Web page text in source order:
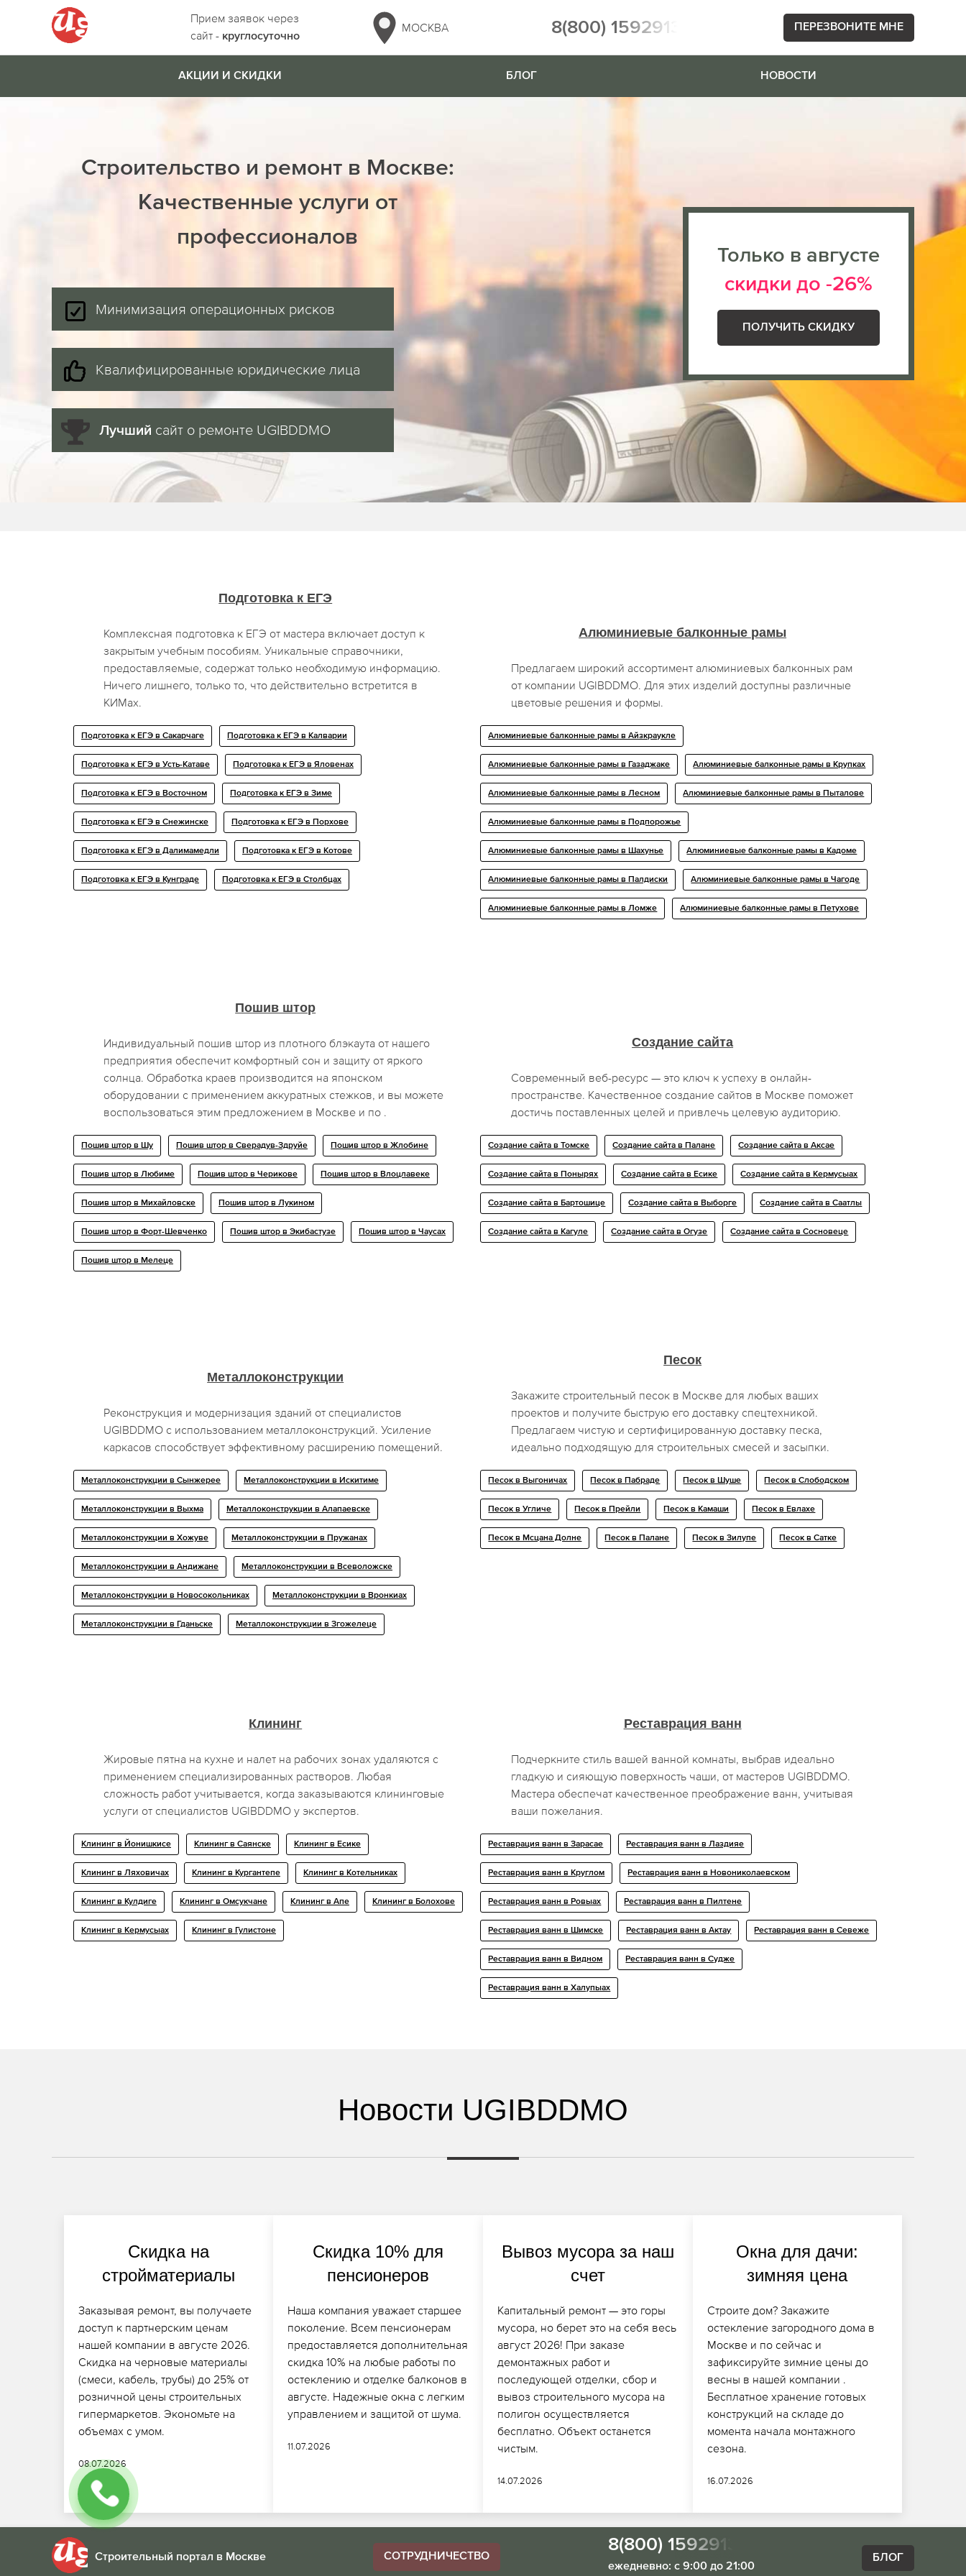
Прием заявок через
сайт - круглосуточно
МОСКВА 8(800) 1592913 ПЕРЕЗВОНИТЕ МНЕ
АКЦИИ И СКИДКИ БЛОГ НОВОСТИ
Строительство и ремонт в Москве:
Качественные услуги от
профессионалов
Минимизация операционных рисков
Квалифицированные юридические лица
Лучший сайт о ремонте UGIBDDMO
Только в августе
скидки до -26%
ПОЛУЧИТЬ СКИДКУ
Подготовка к ЕГЭ
Комплексная подготовка к ЕГЭ от мастера включает доступ к
закрытым учебным пособиям. Уникальные справочники,
предоставляемые, содержат только необходимую информацию.
Ничего лишнего, только то, что действительно встретится в
КИМах.
Подготовка к ЕГЭ в Сакарчаге Подготовка к ЕГЭ в Калварии
Подготовка к ЕГЭ в Усть-Катаве Подготовка к ЕГЭ в Яловенах
Подготовка к ЕГЭ в Восточном Подготовка к ЕГЭ в Зиме
Подготовка к ЕГЭ в Снежинске Подготовка к ЕГЭ в Порхове
Подготовка к ЕГЭ в Далимамедли Подготовка к ЕГЭ в Котове
Подготовка к ЕГЭ в Кунграде Подготовка к ЕГЭ в Столбцах
Алюминиевые балконные рамы
Предлагаем широкий ассортимент алюминиевых балконных рам
от компании UGIBDDMO. Для этих изделий доступны различные
цветовые решения и формы.
Алюминиевые балконные рамы в Айзкраукле
Алюминиевые балконные рамы в Газаджаке Алюминиевые балконные рамы в Крупках
Алюминиевые балконные рамы в Лесном Алюминиевые балконные рамы в Пыталове
Алюминиевые балконные рамы в Подпорожье
Алюминиевые балконные рамы в Шахунье Алюминиевые балконные рамы в Кадоме
Алюминиевые балконные рамы в Палдиски Алюминиевые балконные рамы в Чагоде
Алюминиевые балконные рамы в Ломже Алюминиевые балконные рамы в Петухове
Пошив штор
Индивидуальный пошив штор из плотного блэкаута от нашего
предприятия обеспечит комфортный сон и защиту от яркого
солнца. Обработка краев производится на японском
оборудовании с применением аккуратных стежков, и вы можете
воспользоваться этим предложением в Москве и по .
Пошив штор в Шу Пошив штор в Сверадув-Здруйе Пошив штор в Жлобине
Пошив штор в Любиме Пошив штор в Черикове Пошив штор в Влоцлавеке
Пошив штор в Михайловске Пошив штор в Лукином
Пошив штор в Форт-Шевченко Пошив штор в Экибастузе Пошив штор в Чаусах
Пошив штор в Мелеце
Создание сайта
Современный веб-ресурс — это ключ к успеху в онлайн-
пространстве. Качественное создание сайтов в Москве поможет
достичь поставленных целей и привлечь целевую аудиторию.
Создание сайта в Томске Создание сайта в Палане Создание сайта в Аксае
Создание сайта в Понырях Создание сайта в Есике Создание сайта в Кермусыах
Создание сайта в Бартошице Создание сайта в Выборге Создание сайта в Саатлы
Создание сайта в Кагуле Создание сайта в Огузе Создание сайта в Сосновеце
Металлоконструкции
Реконструкция и модернизация зданий от специалистов
UGIBDDMO с использованием металлоконструкций. Усиление
каркасов способствует эффективному расширению помещений.
Металлоконструкции в Сынжерее Металлоконструкции в Искитиме
Металлоконструкции в Выхма Металлоконструкции в Алапаевске
Металлоконструкции в Хожуве Металлоконструкции в Пружанах
Металлоконструкции в Андижане Металлоконструкции в Всеволожске
Металлоконструкции в Новосокольниках Металлоконструкции в Вронкиах
Металлоконструкции в Гданьске Металлоконструкции в Згожелеце
Песок
Закажите строительный песок в Москве для любых ваших
проектов и получите быструю его доставку спецтехникой.
Предлагаем чистую и сертифицированную доставку песка,
идеально подходящую для строительных смесей и засыпки.
Песок в Выгоничах Песок в Пабраде Песок в Шуше Песок в Слободском
Песок в Угличе Песок в Прейли Песок в Камаши Песок в Евлахе
Песок в Мсцана Долне Песок в Палане Песок в Зилупе Песок в Сатке
Клининг
Жировые пятна на кухне и налет на рабочих зонах удаляются с
применением специализированных растворов. Любая
сложность работ учитывается, когда заказываются клининговые
услуги от специалистов UGIBDDMO у экспертов.
Клининг в Йонишкисе Клининг в Саянске Клининг в Есике
Клининг в Ляховичах Клининг в Кургантепе Клининг в Котельниках
Клининг в Кулдиге Клининг в Омсукчане Клининг в Апе Клининг в Болохове
Клининг в Кермусыах Клининг в Гулистоне
Реставрация ванн
Подчеркните стиль вашей ванной комнаты, выбрав идеально
гладкую и сияющую поверхность чаши, от мастеров UGIBDDMO.
Мастера обеспечат качественное преображение ванн, учитывая
ваши пожелания.
Реставрация ванн в Зарасае Реставрация ванн в Лаздияе
Реставрация ванн в Круглом Реставрация ванн в Новониколаевском
Реставрация ванн в Ровыах Реставрация ванн в Пилтене
Реставрация ванн в Шимске Реставрация ванн в Актау Реставрация ванн в Севеже
Реставрация ванн в Видном Реставрация ванн в Судже
Реставрация ванн в Халупыах
Новости UGIBDDMO
Скидка на
стройматериалы
Заказывая ремонт, вы получаете
доступ к партнерским ценам
нашей компании в августе 2026.
Скидка на черновые материалы
(смеси, кабель, трубы) до 25% от
розничной цены строительных
гипермаркетов. Экономьте на
объемах с умом.
08.07.2026
Скидка 10% для
пенсионеров
Наша компания уважает старшее
поколение. Всем пенсионерам
предоставляется дополнительная
скидка 10% на любые работы по
остеклению и отделке балконов в
августе. Надежные окна с легким
управлением и защитой от шума.
11.07.2026
Вывоз мусора за наш
счет
Капитальный ремонт — это горы
мусора, но берет это на себя весь
август 2026! При заказе
демонтажных работ и
последующей отделки, сбор и
вывоз строительного мусора на
полигон осуществляется
бесплатно. Объект останется
чистым.
14.07.2026
Окна для дачи:
зимняя цена
Строите дом? Закажите
остекление загородного дома в
Москве и по сейчас и
зафиксируйте зимние цены до
весны в нашей компании .
Бесплатное хранение готовых
конструкций на складе до
момента начала монтажного
сезона.
16.07.2026
Строительный портал в Москве СОТРУДНИЧЕСТВО
8(800) 1592913
ежедневно: с 9:00 до 21:00
БЛОГ